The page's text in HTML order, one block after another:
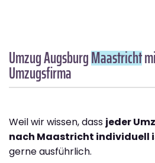
Umzug AugsburgMaastricht
Umzugsfirma
Weil wir wissen, dass jeder
nach Maastricht individuell
gerne ausführlich.